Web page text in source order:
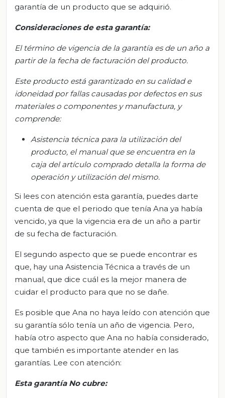
garantía de un producto que se adquirió.
Consideraciones de esta garantía:
El término de vigencia de la garantía es de un año a
partir de la fecha de facturación del producto.
Este producto está garantizado en su calidad e
idoneidad por fallas causadas por defectos en sus
materiales o componentes y manufactura, y
comprende:
Asistencia técnica para la utilización del
producto, el manual que se encuentra en la
caja del artículo comprado detalla la forma de
operación y utilización del mismo.
Si lees con atención esta garantía, puedes darte
cuenta de que el periodo que tenía Ana ya había
vencido, ya que la vigencia era de un año a partir
de su fecha de facturación.
El segundo aspecto que se puede encontrar es
que, hay una Asistencia Técnica a través de un
manual, que dice cuál es la mejor manera de
cuidar el producto para que no se dañe.
Es posible que Ana no haya leído con atención que
su garantía sólo tenía un año de vigencia. Pero,
había otro aspecto que Ana no había considerado,
que también es importante atender en las
garantías. Lee con atención:
Esta garantía No cubre: